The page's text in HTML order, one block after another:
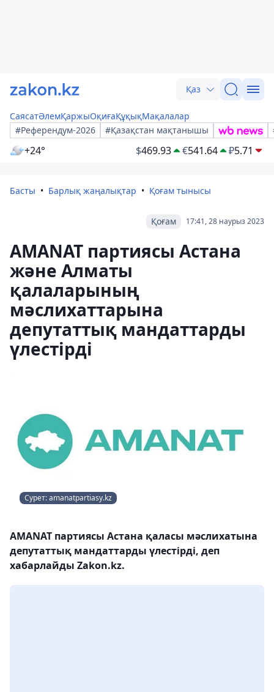
Қаз
СаясатӘлемҚаржыОқиғаҚұқықМақалалар
#Референдум-2026
#Қазақстан мақтанышы
+24° $469.93 €541.64 ₽5.71
Басты Барлық жаңалықтар Қоғам тынысы
17:41, 28 наурыз 2023
Қоғам
AMANAT партиясы Астана
және Алматы
қалаларының
мәслихаттарына
депутаттық мандаттарды
үлестірді
Сурет: amanatpartiasy.kz
AMANAT партиясы Астана қаласы мәслихатына
депутаттық мандаттарды үлестірді, деп
хабарлайды Zakon.kz.